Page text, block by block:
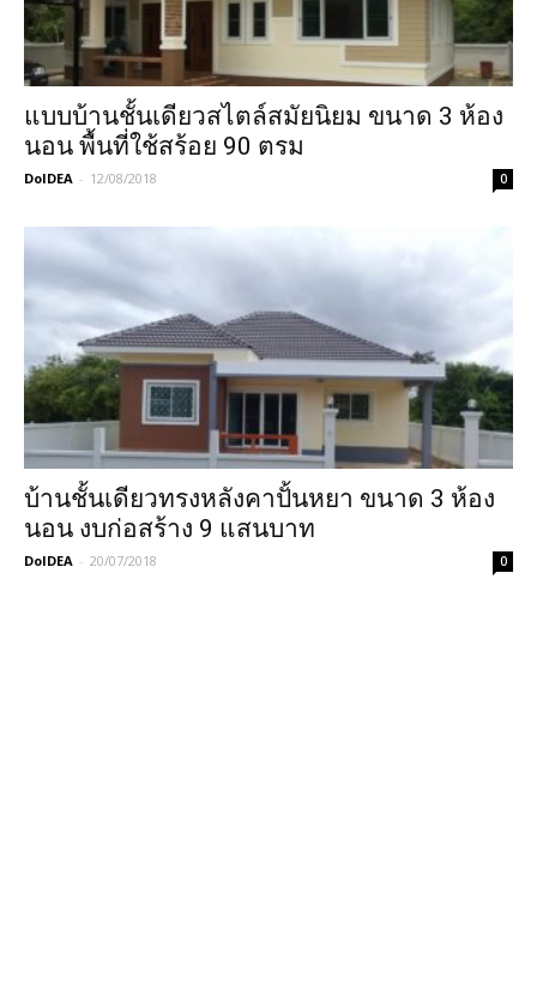
แบบบ้านชั้นเดียวสไตล์สมัยนิยม ขนาด 3 ห้อง
นอน พื้นที่ใช้สร้อย 90 ตรม
DoIDEA - 12/08/2018 0
บ้านชั้นเดียวทรงหลังคาปั้นหยา ขนาด 3 ห้อง
นอน งบก่อสร้าง 9 แสนบาท
DoIDEA - 20/07/2018 0